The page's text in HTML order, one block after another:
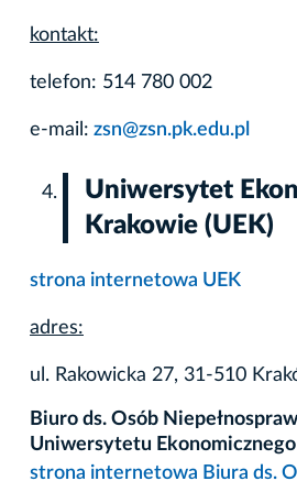
kontakt:
telefon: 514 780 002
e-mail: zsn@zsn.pk.edu.pl
Uniwersytet
Krakowie (UEK)
strona internetowa UEK
adres:
ul. Rakowicka 27, 31-510
Biuro ds. Osób
Uniwersytetu
strona internetowa Biura ds.